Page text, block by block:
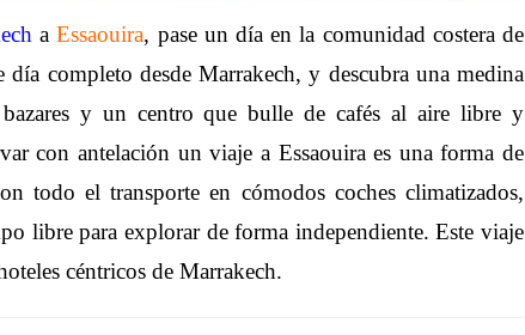
aEssaouira, pase un día en la comunidad costera de
día completo desde Marrakech, y descubra una medina
y un centro que bulle de cafés al aire libre y
con antelación un viaje a Essaouira es una forma de
todo el transporte en cómodos coches climatizados,
libre para explorar de forma independiente. Este viaje
céntricos de Marrakech.